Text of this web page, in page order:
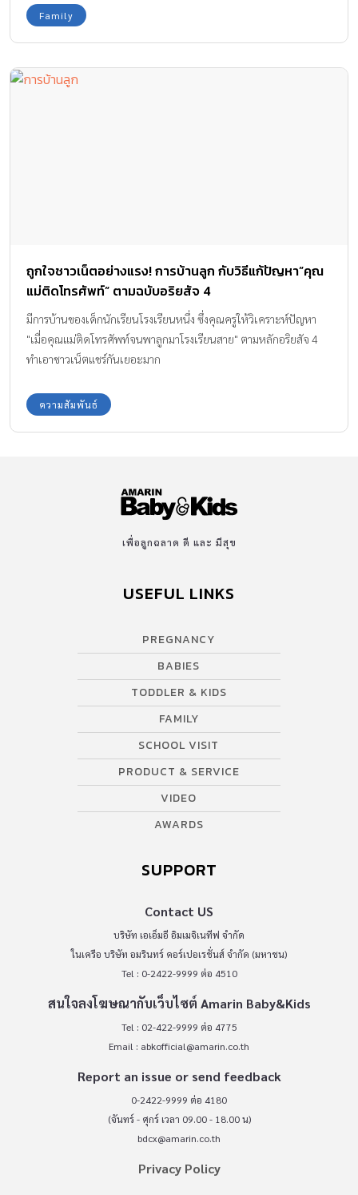
Family
ถูกใจชาวเน็ตอย่างแรง! การบ้านลูก กับวิธีแก้ปัญหา”คุณ
แม่ติดโทรศัพท์” ตามฉบับอริยสัจ 4
มีการบ้านของเด็กนักเรียนโรงเรียนหนึ่ง ซึ่งคุณครูให้วิเคราะห์ปัญหา
"เมื่อคุณแม่ติดโทรศัพท์จนพาลูกมาโรงเรียนสาย" ตามหลักอริยสัจ 4
ทำเอาชาวเน็ตแชร์กันเยอะมาก
ความสัมพันธ์
เพื่อลูกฉลาด ดี และ มีสุข
USEFUL LINKS
PREGNANCY
BABIES
TODDLER & KIDS
FAMILY
SCHOOL VISIT
PRODUCT & SERVICE
VIDEO
AWARDS
SUPPORT
Contact US
บริษัท เอเอ็มอี อิมเมจิเนทีฟ จำกัด
ในเครือ บริษัท อมรินทร์ คอร์เปอเรชั่นส์ จำกัด (มหาชน)
Tel : 0-2422-9999 ต่อ 4510
สนใจลงโฆษณากับเว็บไซต์ Amarin Baby&Kids
Tel : 02-422-9999 ต่อ 4775
Email : abkofficial@amarin.co.th
Report an issue or send feedback
0-2422-9999 ต่อ 4180
(จันทร์ - ศุกร์ เวลา 09.00 - 18.00 น)
bdcx@amarin.co.th
Privacy Policy